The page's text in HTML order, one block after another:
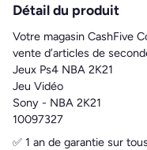
Détail du produit
Votre magasin CashFive
vente d’articles de
Jeux Ps4 NBA 2K21
Jeu Vidéo
Sony - NBA 2K21
10097327
✅ 1 an de garantie sur